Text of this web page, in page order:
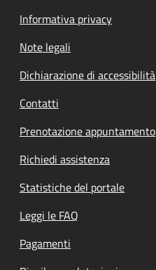
Informativa privacy
Note legali
Dichiarazione di accessibilità
Contatti
Prenotazione appuntamento
Richiedi assistenza
Statistiche del portale
Leggi le FAQ
Pagamenti